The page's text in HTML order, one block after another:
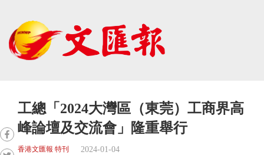
工總「2024大灣區（東莞）工商界高
峰論壇及交流會」隆重舉行
香港文匯報 特刊 2024-01-04